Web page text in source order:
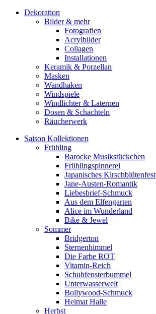
Dekoration
Bilder & mehr
Fotografien
Acrylbilder
Collagen
Installationen
Keramik & Porzellan
Masken
Wandhaken
Windspiele
Windlichter & Laternen
Dosen & Schachteln
Räucherwerk
Saison Kollektionen
Frühling
Barocke Musikstückchen
Frühlingspinnerei
Japanisches Kirschblütenfest
Jane-Austen-Romantik
Liebesbrief-Schmuck
Aus dem Elfengarten
Alice im Wunderland
Bike & Jewel
Sommer
Bridgerton
Sternenhimmel
Die Farbe ROT
Vitamin-Reich
Schuhfensterbummel
Unterwasserwelt
Bollywood-Schmuck
Heimat Halle
Herbst